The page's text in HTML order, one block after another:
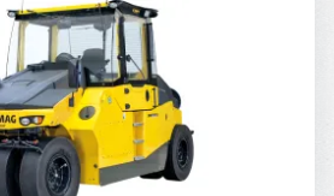
BW28RH-5 - 14T
TARIF JOURNALIER
200,-
160,-
TARIF MENSUEL
120,-